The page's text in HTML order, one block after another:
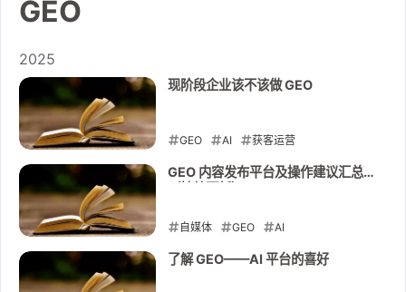
GEO
2025
现阶段企业该不该做 GEO
GEO AI 获客运营
2025-08-28
GEO 内容发布平台及操作建议汇总
自媒体 GEO AI
2025-08-25
了解 GEO——AI 平台的喜好